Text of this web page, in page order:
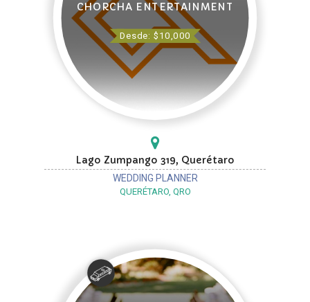
CHORCHA ENTERTAINMENT
Desde: $10,000
Lago Zumpango 319, Querétaro
WEDDING PLANNER
QUERÉTARO, QRO